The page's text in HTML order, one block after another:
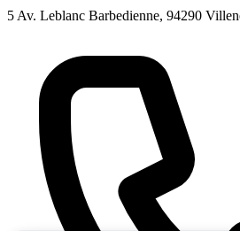
5 Av. Leblanc Barbedienne, 94290